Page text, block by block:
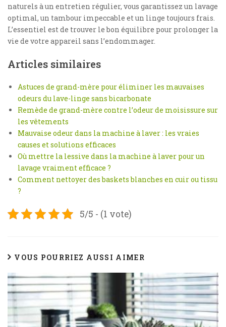
naturels à un entretien régulier, vous garantissez un lavage
optimal, un tambour impeccable et un linge toujours frais.
L’essentiel est de trouver le bon équilibre pour prolonger la
vie de votre appareil sans l’endommager.
Articles similaires
Astuces de grand-mère pour éliminer les mauvaises
odeurs du lave-linge sans bicarbonate
Remède de grand-mère contre l’odeur de moisissure sur
les vêtements
Mauvaise odeur dans la machine à laver : les vraies
causes et solutions efficaces
Où mettre la lessive dans la machine à laver pour un
lavage vraiment efficace ?
Comment nettoyer des baskets blanches en cuir ou tissu
?
5/5 - (1 vote)
VOUS POURRIEZ AUSSI AIMER